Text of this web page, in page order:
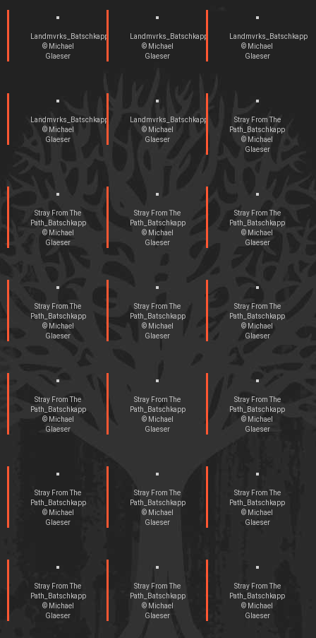
Landmvrks_Batschkapp
© Michael
Glaeser
Landmvrks_Batschkapp
© Michael
Glaeser
Landmvrks_Batschkapp
© Michael
Glaeser
Landmvrks_Batschkapp
© Michael
Glaeser
Landmvrks_Batschkapp
© Michael
Glaeser
Stray From The
Path_Batschkapp
© Michael
Glaeser
Stray From The
Path_Batschkapp
© Michael
Glaeser
Stray From The
Path_Batschkapp
© Michael
Glaeser
Stray From The
Path_Batschkapp
© Michael
Glaeser
Stray From The
Path_Batschkapp
© Michael
Glaeser
Stray From The
Path_Batschkapp
© Michael
Glaeser
Stray From The
Path_Batschkapp
© Michael
Glaeser
Stray From The
Path_Batschkapp
© Michael
Glaeser
Stray From The
Path_Batschkapp
© Michael
Glaeser
Stray From The
Path_Batschkapp
© Michael
Glaeser
Stray From The
Path_Batschkapp
© Michael
Glaeser
Stray From The
Path_Batschkapp
© Michael
Glaeser
Stray From The
Path_Batschkapp
© Michael
Glaeser
Stray From The
Path_Batschkapp
© Michael
Glaeser
Stray From The
Path_Batschkapp
© Michael
Glaeser
Stray From The
Path_Batschkapp
© Michael
Glaeser